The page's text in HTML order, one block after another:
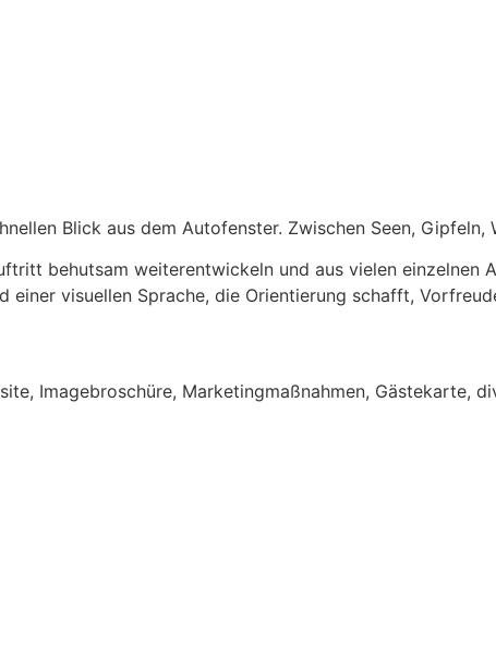
Blick aus dem Autofenster. Zwischen Seen,
behutsam weiter­entwickeln und aus vielen
einer visuellen Sprache, die Orientierung schafft,
Imagebroschüre, Marketingmaßnahmen, Gästekarte,